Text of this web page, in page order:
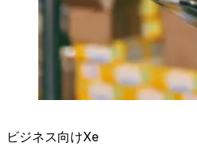
ビジネス向けXe